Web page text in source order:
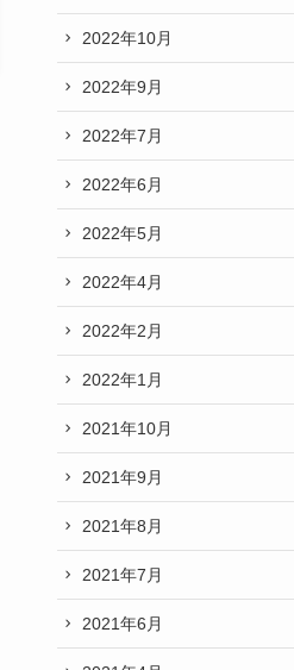
2022年10月
2022年9月
2022年7月
2022年6月
2022年5月
2022年4月
2022年2月
2022年1月
2021年10月
2021年9月
2021年8月
2021年7月
2021年6月